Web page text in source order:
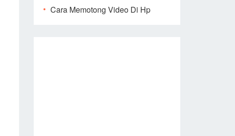
Cara Memotong Video Di Hp